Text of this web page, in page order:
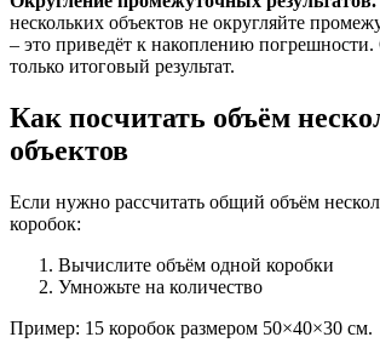
нескольких объектов не округляйте
– это приведёт к накоплению погрешности.
только итоговый результат.
Как посчитать объём
объектов
Если нужно рассчитать общий объём
коробок:
Вычислите объём одной коробки
Умножьте на количество
Пример: 15 коробок размером 50×40×30 см.